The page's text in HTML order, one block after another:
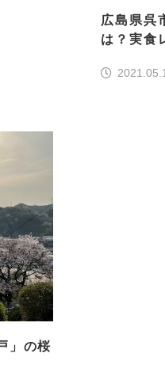
広島県呉
は？実食
」の桜